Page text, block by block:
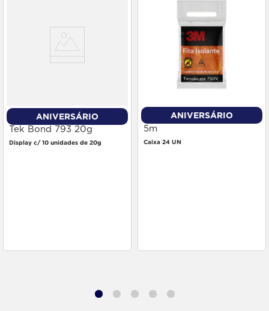
ANIVERSÁRIO
Cola Adesivo Instantânea
Tek Bond 793 20g
Display c/ 10 unidades de 20g
ANIVERSÁRIO
Fita Isolante 3m 18mm x
5m
Caixa 24 UN